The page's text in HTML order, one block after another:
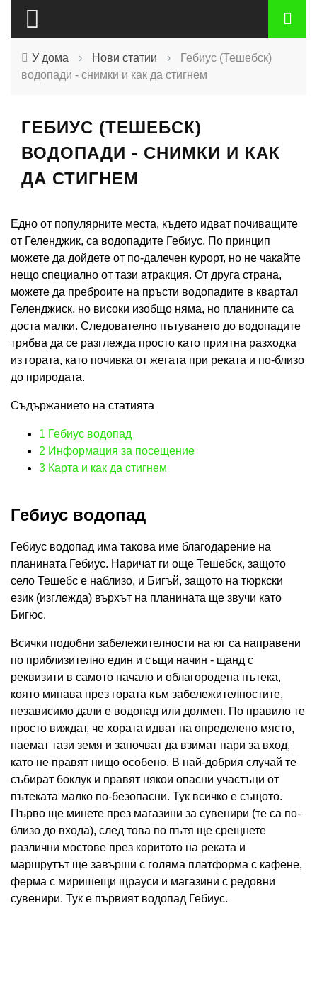
У дома › Нови статии ›
Гебиус (Тешебск)
водопади - снимки и как да стигнем
ГЕБИУС (ТЕШЕБСК)
ВОДОПАДИ - СНИМКИ И КАК
ДА СТИГНЕМ
Едно от популярните места, където идват почиващите
от Геленджик, са водопадите Гебиус. По принцип
можете да дойдете от по-далечен курорт, но не чакайте
нещо специално от тази атракция. От друга страна,
можете да преброите на пръсти водопадите в квартал
Геленджиск, но високи изобщо няма, но планините са
доста малки. Следователно пътуването до водопадите
трябва да се разглежда просто като приятна разходка
из гората, като почивка от жегата при реката и по-близо
до природата.
Съдържанието на статията
1 Гебиус водопад
2 Информация за посещение
3 Карта и как да стигнем
Гебиус водопад
Гебиус водопад има такова име благодарение на
планината Гебиус. Наричат ​​ги още Тешебск, защото
село Тешебс е наблизо, и Бигъй, защото на тюркски
език (изглежда) върхът на планината ще звучи като
Бигюс.
Всички подобни забележителности на юг са направени
по приблизително един и същи начин - щанд с
реквизити в самото начало и облагородена пътека,
която минава през гората към забележителностите,
независимо дали е водопад или долмен. По правило те
просто виждат, че хората идват на определено място,
наемат тази земя и започват да взимат пари за вход,
като не правят нищо особено. В най-добрия случай те
събират боклук и правят някои опасни участъци от
пътеката малко по-безопасни. Тук всичко е същото.
Първо ще минете през магазини за сувенири (те са по-
близо до входа), след това по пътя ще срещнете
различни мостове през коритото на реката и
маршрутът ще завърши с голяма платформа с кафене,
ферма с миришещи щрауси и магазини с редовни
сувенири. Тук е първият водопад Гебиус.